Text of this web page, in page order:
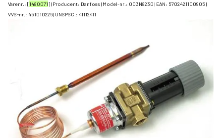
Varenr.: [1480071] | Producent: Danfoss | Model-nr.: 003N8230 | EAN: 5702421100905|
VVS-nr.: 451010226| UNSPSC.: 41112411